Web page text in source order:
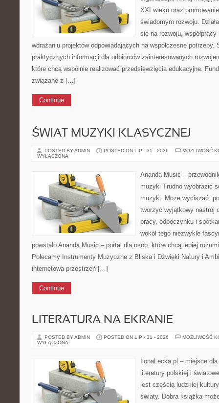
XXI wieku oraz
świadomym rozwoju.
się na rozwoju,
wdrażaniu projektów odpowiadających na współczesne potrzeby.
praktycznych informacji dla odbiorców zainteresowanych
które chcą wspólnie realizować przedsięwzięcia edukacyjne.
związane z […]
Continue
ŚWIAT MUZYKI KLASYCZNEJ
POSTED BY ADMIN POSTED ON LIP - 31 - 2026
MOŻLIWOŚĆ
WYŁĄCZONA
Ananda Music –
muzyki Trudno wyobrazić
muzyki. Może wyciszać,
tworzyć wyjątkowy nastrój
pracy, odpoczynku i
wokół tego niezwykle
powstało Ananda Music – portal dla osób, które chcą lepiej
Polecamy Instrumenty Muzyczne z Bliska i Dźwięki Natury i
internetowa przestrzeń […]
Continue
LITERATURA NA EKRANIE
POSTED BY ADMIN POSTED ON LIP - 31 - 2026
MOŻLIWOŚĆ
WYŁĄCZONA
IlonaLecka.pl – miejsce
literatury polskiej i
jest częścią ludzkiej
światy. Dobra książka